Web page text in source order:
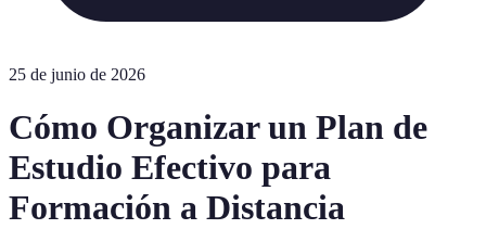
25 de junio de 2026
Cómo Organizar un Plan de
Estudio Efectivo para
Formación a Distancia